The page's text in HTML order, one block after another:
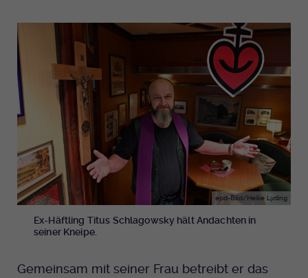
epd-Bild/Heike Lyding
Ex-Häftling Titus Schlagowsky hält Andachten in
seiner Kneipe.
Gemeinsam mit seiner Frau betreibt er das
Laufzeit
Zweck
Notwendig zum sicheren Betrieb der
cookie_optin-[n]
Anbieter EKHN
Bei Ausahl nur essentieller Cookies wird
gelöscht. Ansonsten 1 Monat.
Einstellungen. Eine optionale Nummer